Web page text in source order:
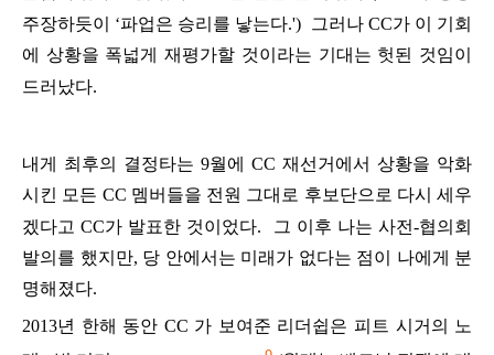
주장하듯이
‘파업은 승리를 낳는다.') 그러나 CC가 이
기회
에
상황을 폭넓게 재평가할 것이라는 기대는 헛된
것임이
드러났다.
내게 최후의 결정타는 9월에 CC 재선거에서 상황을 악화
시킨 모든 CC 멤버들을 전원 그대로 후보단으로 다시 세우
겠다고 CC가 발표한 것이었다. 그 이후 나는 사전-협의회
발의를 했지만, 당 안에서는 미래가 없다는 점이 나에게 분
명해졌다.
2013년 한해 동안 CC 가 보여준 리더쉽은 피트 시거의
노